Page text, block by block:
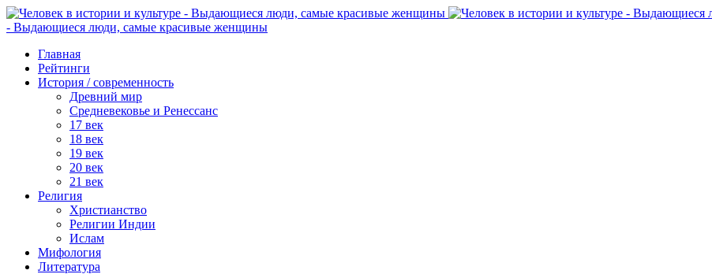
- Выдающиеся люди, самые красивые женщины
Главная
Рейтинги
История / современность
Древний мир
Средневековье и Ренессанс
17 век
18 век
19 век
20 век
21 век
Религия
Христианство
Религии Индии
Ислам
Мифология
Литература